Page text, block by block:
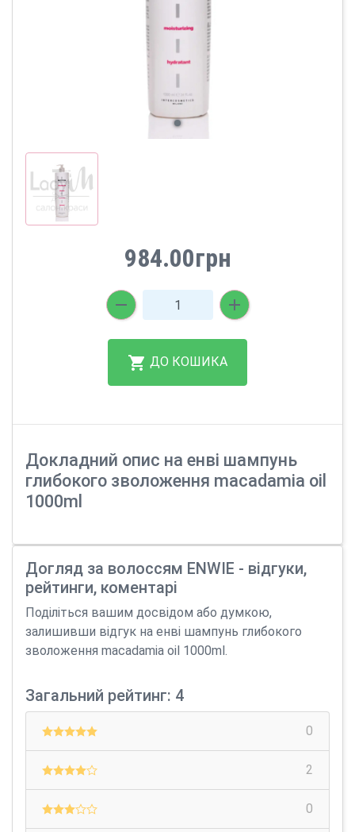
984.00грн
ДО КОШИКА
Докладний опис на енві шампунь
глибокого зволоження macadamia oil
1000ml
Догляд за волоссям ENWIE - відгуки,
рейтинги, коментарі
Поділіться вашим досвідом або думкою,
залишивши відгук на енві шампунь глибокого
зволоження macadamia oil 1000ml.
Загальний рейтинг: 4
0
2
0